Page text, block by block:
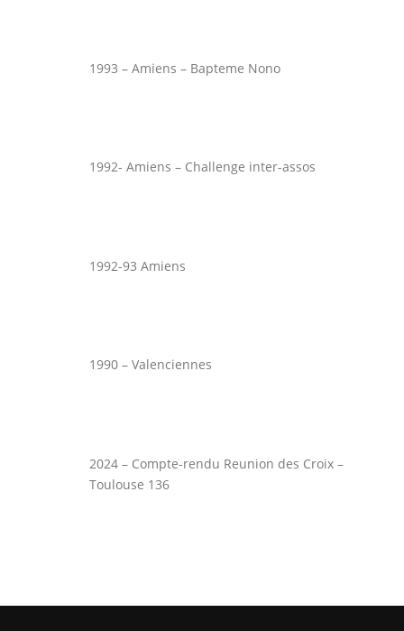
1993 – Amiens – Bapteme Nono
1992- Amiens – Challenge inter-assos
1992-93 Amiens
1990 – Valenciennes
2024 – Compte-rendu Reunion des Croix –
Toulouse 136